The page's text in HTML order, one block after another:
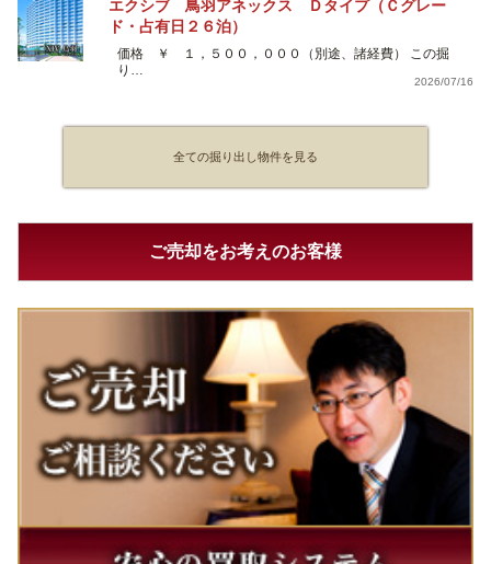
エクシブ 鳥羽アネックス Ｄタイプ（Ｃグレー
ド・占有日２６泊）
価格 ￥ １，５００，０００（別途、諸経費） この掘
り…
2026/07/16
全ての掘り出し物件を見る
ご売却をお考えのお客様